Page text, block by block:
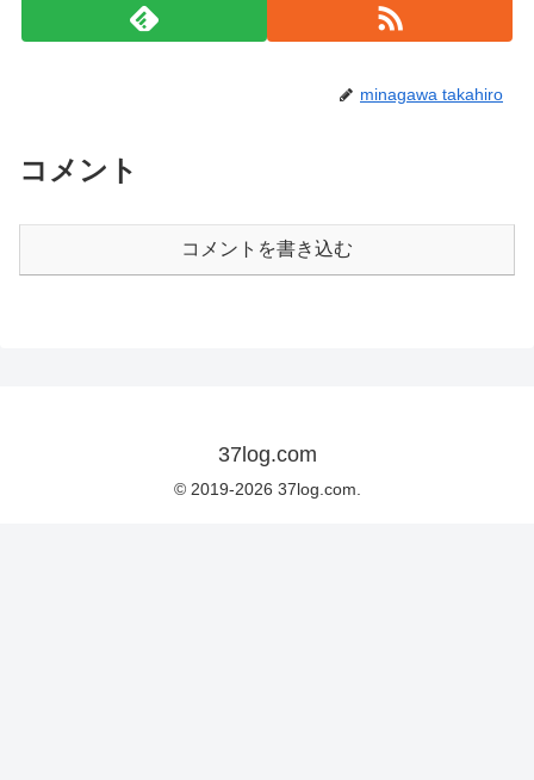
minagawa takahiro
コメント
コメントを書き込む
37log.com
© 2019-2026 37log.com.